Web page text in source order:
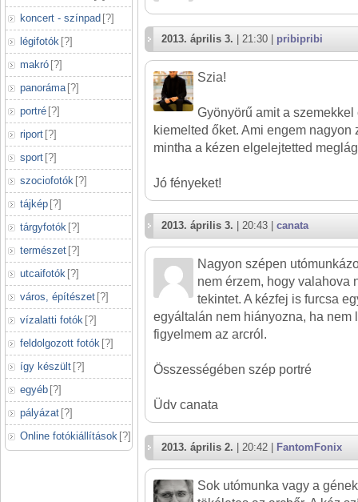
koncert - színpad [?]
légifotók [?]
makró [?]
panoráma [?]
portré [?]
riport [?]
sport [?]
szociofotók [?]
tájkép [?]
tárgyfotók [?]
természet [?]
utcaifotók [?]
város, építészet [?]
vízalatti fotók [?]
feldolgozott fotók [?]
így készült [?]
egyéb [?]
pályázat [?]
Online fotókiállítások [?]
2013. április 3. | 21:30 | pribipribi
Szia!
Gyönyörű amit a
kiemelted őket. Ami engem nagyon
mintha a kézen elgelejtetted
Jó fényeket!
2013. április 3. | 20:43 | canata
Nagyon szépen
nem érzem, hogy valahova
tekintet. A kézfej is furcsa
egyáltalán nem hiányozna, ha nem
figyelmem az arcról.
Összességében szép portré
Üdv canata
2013. április 2. | 20:42 | FantomFonix
Sok utómunka vagy a